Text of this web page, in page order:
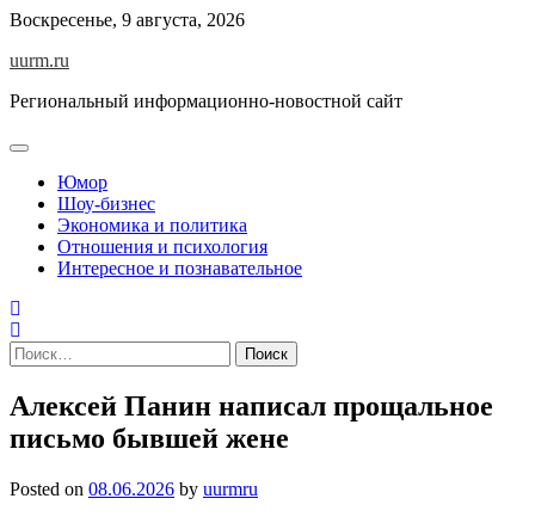
Skip
content
Воскресенье, 9 августа, 2026
uurm.ru
Региональный информационно-новостной сайт
Юмор
Шоу-бизнес
Экономика и политика
Отношения и психология
Интересное и познавательное
Найти:
Алексей Панин написал прощальное
письмо бывшей жене
Posted on 08.06.2026 by uurmru